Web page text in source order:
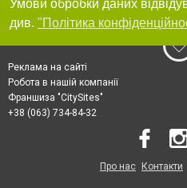
Умови обробки даних
див. "Політика
Реклама на сайті
Робота в нашій компанії
Франшиза "CitySites"
+38 (063) 734-84-32
Про нас Контакти